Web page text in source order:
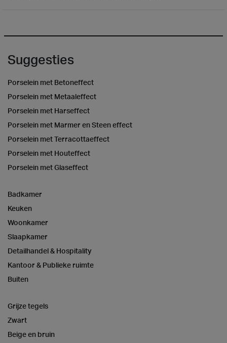
Suggesties
Porselein met Betoneffect
Porselein met Metaaleffect
Porselein met Harseffect
Porselein met Marmer en Steen effect
Porselein met Terracottaeffect
Porselein met Houteffect
Porselein met Glaseffect
Badkamer
Keuken
Woonkamer
Slaapkamer
Detailhandel & Hospitality
Kantoor & Publieke ruimte
Buiten
Grijze tegels
Zwart
Beige en bruin